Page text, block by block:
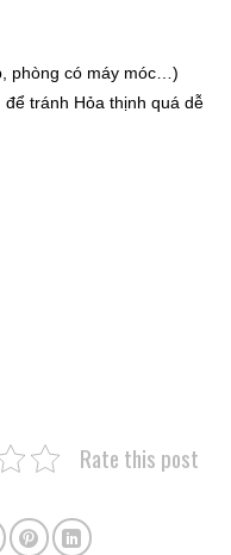
phòng có máy móc…)
tránh Hỏa thịnh quá dễ
Rate this post